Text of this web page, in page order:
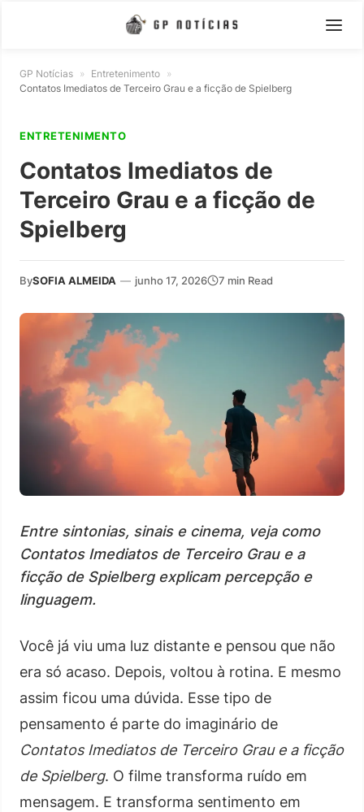
GP Notícias » Entretenimento »
Contatos Imediatos de Terceiro Grau e a ficção de Spielberg
ENTRETENIMENTO
Contatos Imediatos de
Terceiro Grau e a ficção de
Spielberg
BySOFIA ALMEIDA — junho 17, 2026 7 min Read
Entre sintonias, sinais e cinema, veja como
Contatos Imediatos de Terceiro Grau e a
ficção de Spielberg explicam percepção e
linguagem.
Você já viu uma luz distante e pensou que não
era só acaso. Depois, voltou à rotina. E mesmo
assim ficou uma dúvida. Esse tipo de
pensamento é parte do imaginário de
Contatos Imediatos de Terceiro Grau e a ficção
de Spielberg. O filme transforma ruído em
mensagem. E transforma sentimento em